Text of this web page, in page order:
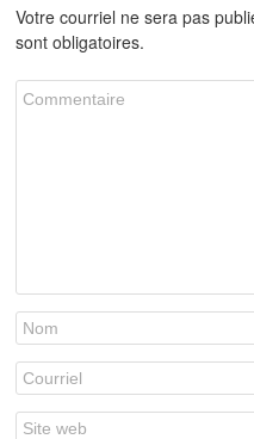
Votre courriel ne sera pas
sont obligatoires.